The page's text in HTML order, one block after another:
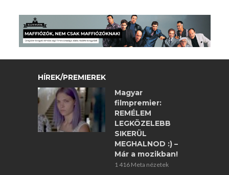
HÍREK/PREMIEREK
Magyar
filmpremier:
REMÉLEM
LEGKÖZELEBB
SIKERÜL
MEGHALNOD :) –
Már a mozikban!
1 416 Meta nézetek